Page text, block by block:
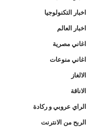
اخبار التكنولوجيا
اخبار العالم
اغاني مصرية
اغاني منوعات
الالغاز
الاناقة
الراي عروبي و ركادة
الربح من الانترنت